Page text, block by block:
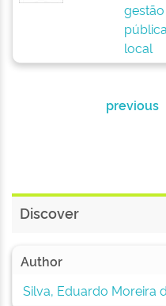
local
previous
Discover
Author
Silva, Eduardo Moreira